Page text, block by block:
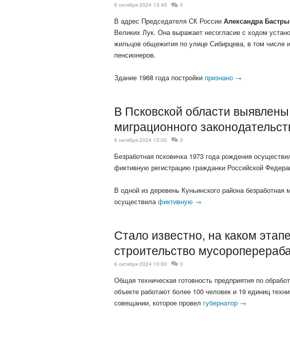
6 октября 2024 13:45 0
В адрес Председателя СК России Александра
Великих Лук. Она выражает несогласие с ходом
жильцов общежития по улице Сибирцева, в том числе
пенсионеров.
Здание 1968 года постройки признано →
В Псковской области
миграционного
6 октября 2024 12:00 0
Безработная псковичка 1973 года рождения
фиктивную регистрацию гражданки Российской
В одной из деревень Куньинского района
осуществилафиктивную →
Стало известно, на каком
строительство
6 октября 2024 10:00 0
Общая техническая готовность предприятия по
объекте работают более 100 человек и 19 единиц
совещании, которое провел губернатор →